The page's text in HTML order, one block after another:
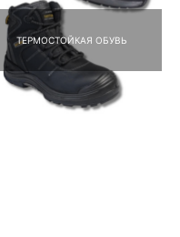
ТЕРМОСТОЙКАЯ ОБУВЬ